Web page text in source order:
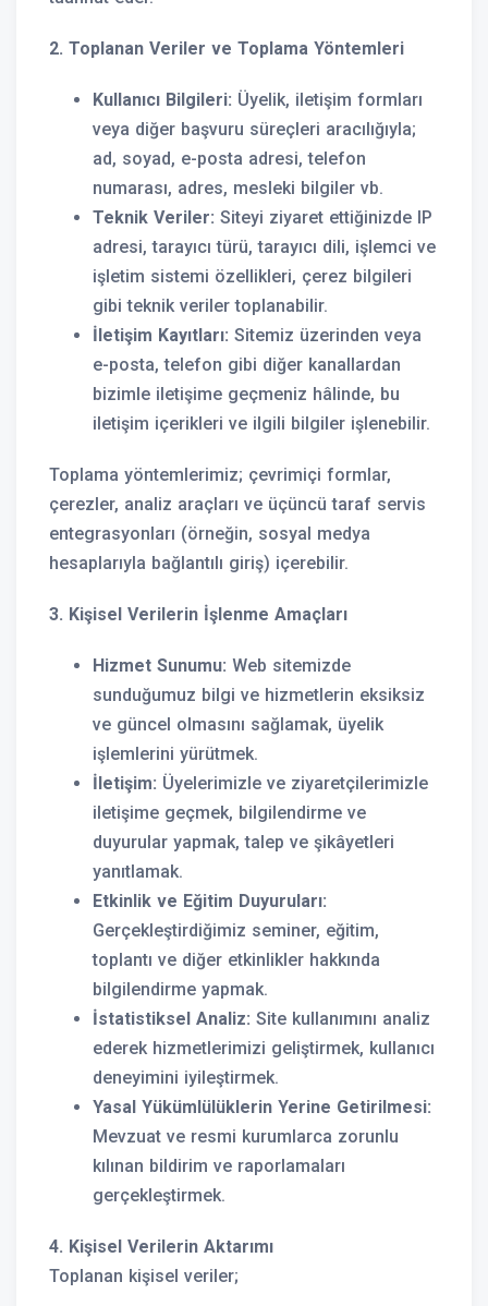
2. Toplanan Veriler ve Toplama Yöntemleri
Kullanıcı Bilgileri: Üyelik, iletişim formları
veya diğer başvuru süreçleri aracılığıyla;
ad, soyad, e-posta adresi, telefon
numarası, adres, mesleki bilgiler vb.
Teknik Veriler: Siteyi ziyaret ettiğinizde IP
adresi, tarayıcı türü, tarayıcı dili, işlemci ve
işletim sistemi özellikleri, çerez bilgileri
gibi teknik veriler toplanabilir.
İletişim Kayıtları: Sitemiz üzerinden veya
e-posta, telefon gibi diğer kanallardan
bizimle iletişime geçmeniz hâlinde, bu
iletişim içerikleri ve ilgili bilgiler işlenebilir.
Toplama yöntemlerimiz; çevrimiçi formlar,
çerezler, analiz araçları ve üçüncü taraf servis
entegrasyonları (örneğin, sosyal medya
hesaplarıyla bağlantılı giriş) içerebilir.
3. Kişisel Verilerin İşlenme Amaçları
Hizmet Sunumu: Web sitemizde
sunduğumuz bilgi ve hizmetlerin eksiksiz
ve güncel olmasını sağlamak, üyelik
işlemlerini yürütmek.
İletişim: Üyelerimizle ve ziyaretçilerimizle
iletişime geçmek, bilgilendirme ve
duyurular yapmak, talep ve şikâyetleri
yanıtlamak.
Etkinlik ve Eğitim Duyuruları:
Gerçekleştirdiğimiz seminer, eğitim,
toplantı ve diğer etkinlikler hakkında
bilgilendirme yapmak.
İstatistiksel Analiz: Site kullanımını analiz
ederek hizmetlerimizi geliştirmek, kullanıcı
deneyimini iyileştirmek.
Yasal Yükümlülüklerin Yerine Getirilmesi:
Mevzuat ve resmi kurumlarca zorunlu
kılınan bildirim ve raporlamaları
gerçekleştirmek.
4. Kişisel Verilerin Aktarımı
Toplanan kişisel veriler;